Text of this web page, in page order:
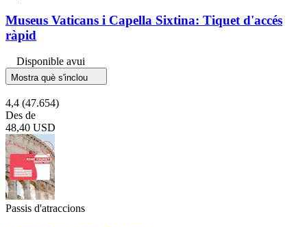
Museus Vaticans i Capella Sixtina: Tiquet d'accés
ràpid
Disponible avui
Mostra què s'inclou
4,4 (47.654)
Des de
48,40 USD
Passis d'atraccions